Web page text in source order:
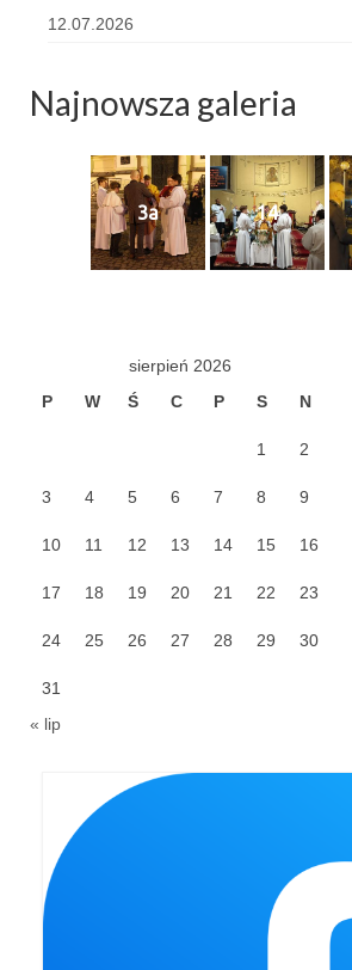
Galerie 2026
Wielki Czwartek 02.04.2026
Wielki Piątek 03.04.2026
Wielka Sobota 04.04.2026
Godzina Miłosierdzia
Pożegnanie Ks. Mateusza
Zakończenie Oktawy
Odpust 2024
Odpust 2023
Niedziela Palmowa 2023
12.07.2026
Najnowsza galeria
3a 14
sierpień 2026
P
W Ś C P S N
1 2
3 4 5 6 7 8 9
10 11 12 13 14 15 16
17 18 19 20 21 22 23
24 25 26 27 28 29 30
31
« lip